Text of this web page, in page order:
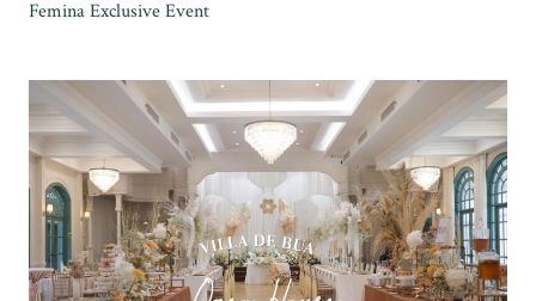
Femina Exclusive Event